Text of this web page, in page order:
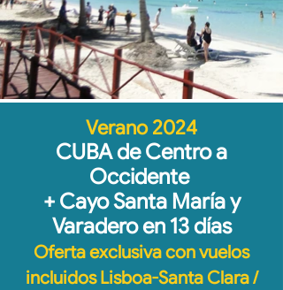
Verano 2024
CUBA de Centro a
Occidente
+ Cayo Santa María y
Varadero en 13 días
Oferta exclusiva con vuelos
incluidos Lisboa-Santa Clara /